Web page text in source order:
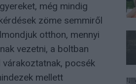
még mindig
zöme semmiről
otthon, mennyi
vezetni, a boltban
pocsék
mellett